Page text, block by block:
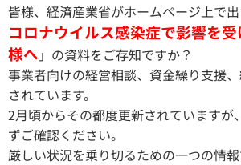
皆様、経済産業省がホームページ上で
コロナウイルス感染症で影響を
様へ 」の資料をご存知ですか？
事業者向けの経営相談、資金繰り支援
されています。
2月頃からその都度更新されていますが
ずご確認ください。
厳しい状況を乗り切るための一つの情報